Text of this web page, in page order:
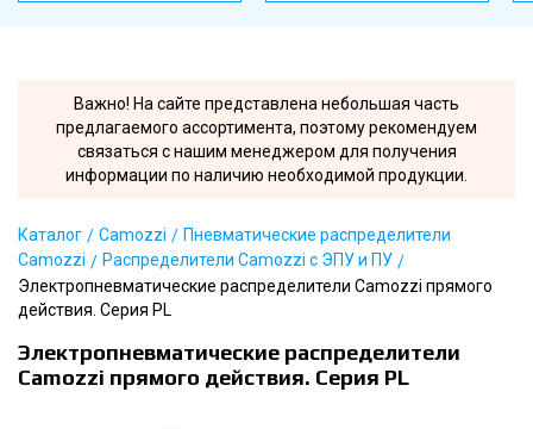
Важно! На сайте представлена небольшая часть
предлагаемого ассортимента, поэтому рекомендуем
связаться с нашим менеджером для получения
информации по наличию необходимой продукции.
Каталог Camozzi
Пневматические распределители
Camozzi
Распределители Camozzi с ЭПУ и ПУ
Электропневматические распределители Camozzi прямого
действия. Серия PL
Электропневматические распределители
Camozzi прямого действия. Серия PL